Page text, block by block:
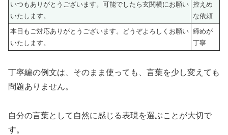
いつもありがとうございます。可能でしたら玄関横にお願い
いたします。
控えめ
な依頼
本日もご対応ありがとうございます。どうぞよろしくお願い
いたします。
締めが
丁寧
丁寧編の例文は、そのまま使っても、言葉を少し変えても
問題ありません。
自分の言葉として自然に感じる表現を選ぶことが大切で
す。